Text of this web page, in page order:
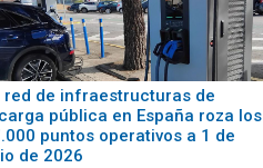
red de infraestructuras de
pública en España roza los
puntos operativos a 1 de
de 2026